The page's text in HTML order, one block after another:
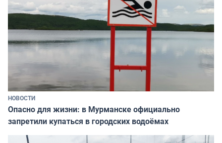
НОВОСТИ
Опасно для жизни: в Мурманске официально
запретили купаться в городских водоёмах